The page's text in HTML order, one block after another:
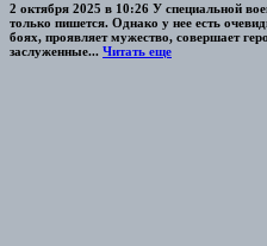
2 октября 2025 в 10:26 У специальной
только пишется. Однако у нее есть
боях, проявляет мужество, совершает
заслуженные... Читать еще